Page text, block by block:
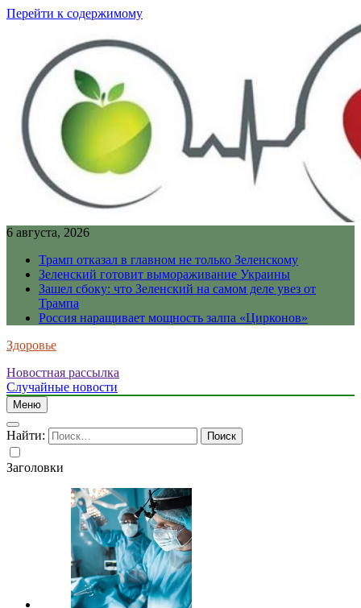
Перейти к содержимому
6 августа, 2026
Трамп отказал в главном не только Зеленскому
Зеленский готовит вымораживание Украины
Зашел сбоку: что Зеленский на самом деле увез от
Трампа
Россия наращивает мощность залпа «Цирконов»
Здоровье
Новостная рассылка
Случайные новости
Меню
Найти:
Заголовки